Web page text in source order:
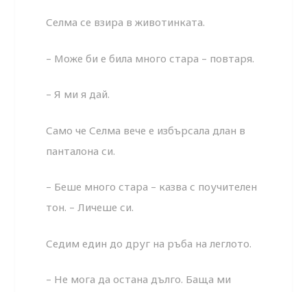
Селма се взира в животинката.
– Може би е била много стара – повтаря.
– Я ми я дай.
Само че Селма вече е избърсала длан в
панталона си.
– Беше много стара – казва с поучителен
тон. – Личеше си.
Седим един до друг на ръба на леглото.
– Не мога да остана дълго. Баща ми